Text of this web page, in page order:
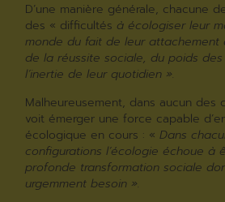
D’une manière générale, chacune
des « difficultés à écologiser leur
monde du fait de leur attachement
de la réussite sociale, du poids
l’inertie de leur quotidien ».
Malheureusement, dans aucun des
voit émerger une force capable
écologique en cours : «Dans
configurations l’écologie échoue à
profonde transformation sociale
urgemment besoin ».